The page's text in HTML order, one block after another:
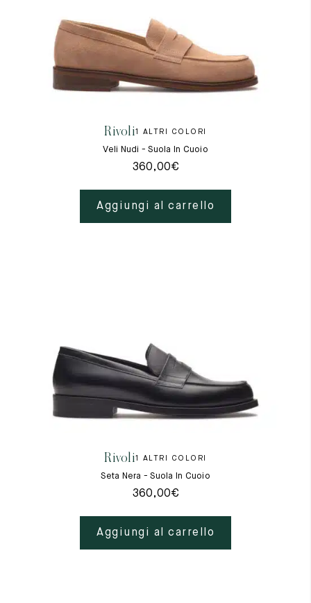
Rivoli1 ALTRI COLORI
Veli Nudi - Suola In Cuoio
360,00€
Aggiungi al carrello
Rivoli1 ALTRI COLORI
Seta Nera - Suola In Cuoio
360,00€
Aggiungi al carrello